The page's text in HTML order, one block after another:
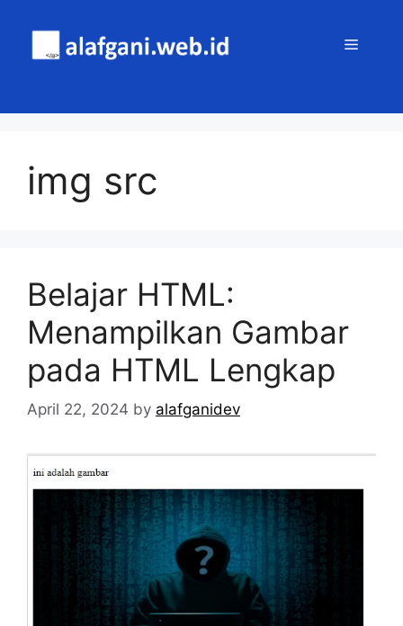
content
MENU
img src
Belajar HTML:
Menampilkan Gambar
pada HTML Lengkap
April 22, 2024 by alafganidev